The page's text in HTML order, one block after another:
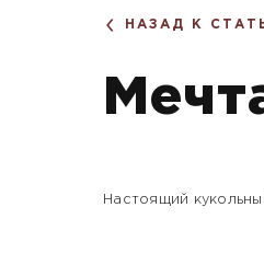
НАЗАД К
Настоящий